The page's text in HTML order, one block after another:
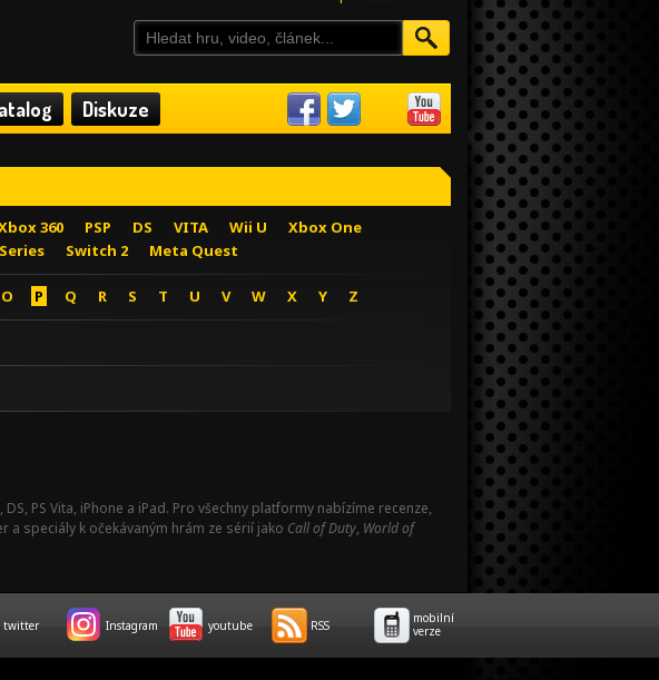
Diskuze
360 PSP DS VITA Wii U
Xbox One
Switch 2 Meta Quest
O P Q R S T U V W X Y Z
PS Vita, iPhone a iPad. Pro všechny platformy nabízíme recenze,
a speciály k očekávaným hrám ze sérií jako Call of Duty, World of
twitter Instagram youtube RSS
mobilní
verze